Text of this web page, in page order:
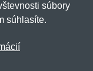
Netnakup.sk
súbory
súhlasíte.